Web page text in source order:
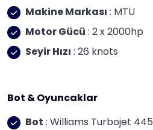
Makine Markası : MTU
Motor Gücü : 2 x 2000hp
Seyir Hızı : 26 knots
Bot & Oyuncaklar
Bot : Williams Turbojet 445